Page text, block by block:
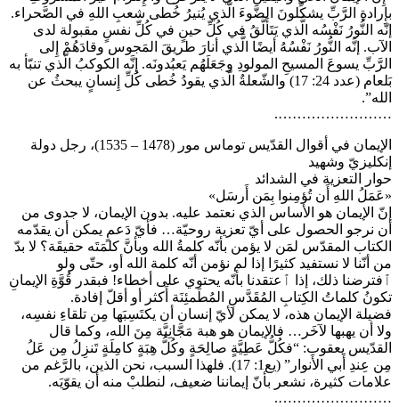
بإِرادةِ الرَّبِّ يشكِّلونَ الضَّوءَ الَّذي يُنيرُ خُطى شعبِ اللهِ في الصَّحراء.
إنّه النُّورُ نَفْسُه الَّذي يَتَأَلَّقُ في كُلِّ حينٍ في كُلِّ نفسٍ مقبولة لدى
الآب. إنَّه النُّورُ نَفْسُهُ أيضًا الَّذي أنارَ طريقَ المَجوس وقادَهُمْ إِلى
الرَّبِّ يسوعَ المسيحِ المولودِ وجَعَلَهُم يَعبُدونَه. إِنَّه الكوكبُ الَّذي تنبّأ به
بَلعام (عدد 24: 17) والشّعلةُ الَّذي يقودُ خُطى كُلِّ إِنسانٍ يبحثُ عن
الله”.
…………………….
الإيمان في أقوال القدّيس توماس مور (1478 – 1535)، رجل دولة
إنكليزيّ وشهيد
حوار التعزية في الشدائد
«عَمَلُ اللهِ أَن تُؤمِنوا بِمَن أَرسَل»
إنّ الإيمان هو الأساس الذي نعتمد عليه. بدون الإيمان، لا جدوى من
أن نرجو الحصول على أيّ تعزية روحيّة… فأيّ دَعمٍ يمكن أن يقدّمه
الكتاب المقدّس لمَن لا يؤمن بأنّه كلمةُ الله وبأنَّ كلمَتَه حقيقَة؟ لا بدّ
من أنّنا لا نستفيد كثيرًا إذا لم نؤمن أنّه كلمة الله أو، حتّى ولو
ٱفترضنا ذلك، إذا ٱعتقدنا بأنّه يحتوي على أخطاء! فبقدر قُوَّةِ الإيمانِ
تكونُ كلماتُ الكِتابِ المُقَدَّسِ المُطَمئِنَة أَكثر أو أقلّ إفادة.
فضيلة الإيمان هذه، لا يمكن لأيّ إنسان أن يكتَسِبَها مِن تلقاءِ نفسِه،
ولا أن يهبها لآخَر… فالإيمان هو هبة مَجَّانِيَّة مِنَ الله، وكما قال
القدّيس يعقوب: “فكُلُّ عَطِيَّةٍ صالِحَةٍ وكُلُّ هِبَةٍ كامِلَةٍ تَنزِلُ مِن عَلُ
مِن عِندِ أَبي الأَنوار” (يع1: 17). فلهذا السبب، نحن الذين، بالرَّغم من
علامات كثيرة، نشعر بأنّ إيماننا ضعيف، لنطلبْ منه أن يقوّيَه.
…………………….